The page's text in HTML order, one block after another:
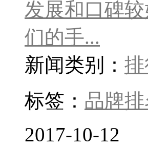
发展和口碑
们的手...
新闻类别：
标签： 品牌排
2017-10-12